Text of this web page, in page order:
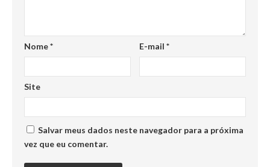
Nome* E-mail*
Site
Salvar meus dados neste navegador para a próxima
vez que eu comentar.